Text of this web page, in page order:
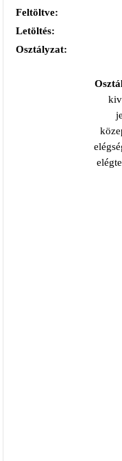
Feltöltve:
Letöltés:
Osztályzat: